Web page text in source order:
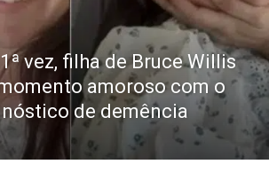
vez, filha de Bruce Willis
amoroso com o
de demência